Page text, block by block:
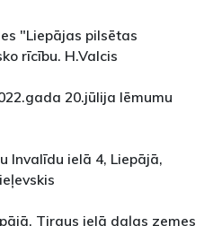
"Liepājas pilsētas
rīcību. H.Valcis
20.jūlija lēmumu
Invalīdu ielā 4, Liepājā,
Tirgus ielā daļas zemes